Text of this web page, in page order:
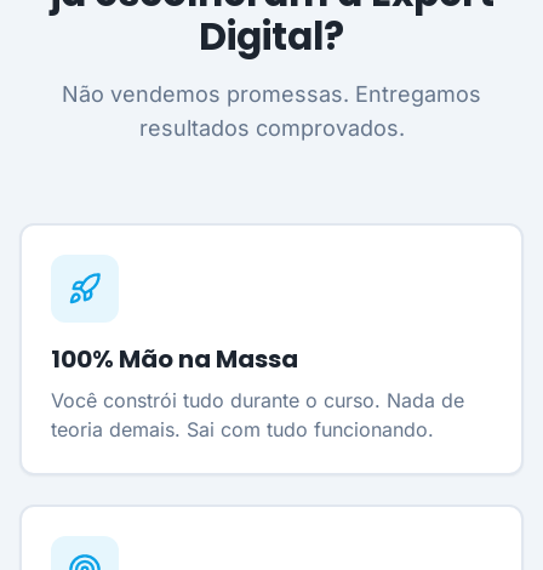
Digital?
Não vendemos promessas. Entregamos
resultados comprovados.
100% Mão na Massa
Você constrói tudo durante o curso. Nada de
teoria demais. Sai com tudo funcionando.